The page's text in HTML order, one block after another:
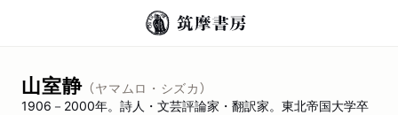
山室静 （ヤマムロ・シズカ）
1906－2000年。詩人・文芸評論家・翻訳家。東北帝国大学卒